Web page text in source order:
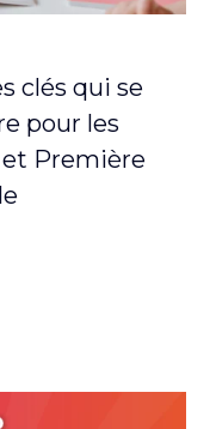
clés qui se
pour les
et Première